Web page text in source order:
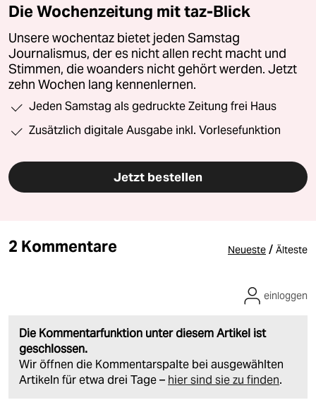
Die Wochenzeitung mit taz-Blick
Unsere wochentaz bietet jeden Samstag
Journalismus, der es nicht allen recht macht und
Stimmen, die woanders nicht gehört werden. Jetzt
zehn Wochen lang kennenlernen.
Jeden Samstag als gedruckte Zeitung frei Haus
Zusätzlich digitale Ausgabe inkl. Vorlesefunktion
Jetzt bestellen
2 Kommentare Neueste / Älteste
Die Kommentarfunktion unter diesem Artikel ist
geschlossen.
Wir öffnen die Kommentarspalte bei ausgewählten
Artikeln für etwa drei Tage – hier sind sie zu finden.
einloggen